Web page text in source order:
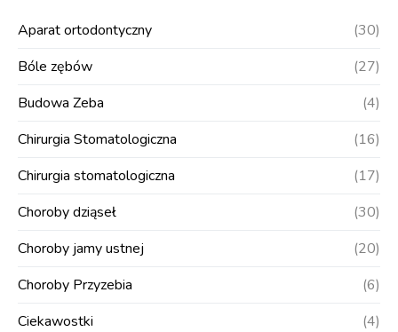
Aparat ortodontyczny
(30)
Bóle zębów
(27)
Budowa Zeba
(4)
Chirurgia Stomatologiczna
(16)
Chirurgia stomatologiczna
(17)
Choroby dziąseł
(30)
Choroby jamy ustnej
(20)
Choroby Przyzebia
(6)
Ciekawostki
(4)